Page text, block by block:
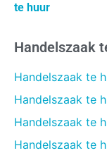
te huur
Handelszaak
Handelszaak te
Handelszaak te
Handelszaak te
Handelszaak te